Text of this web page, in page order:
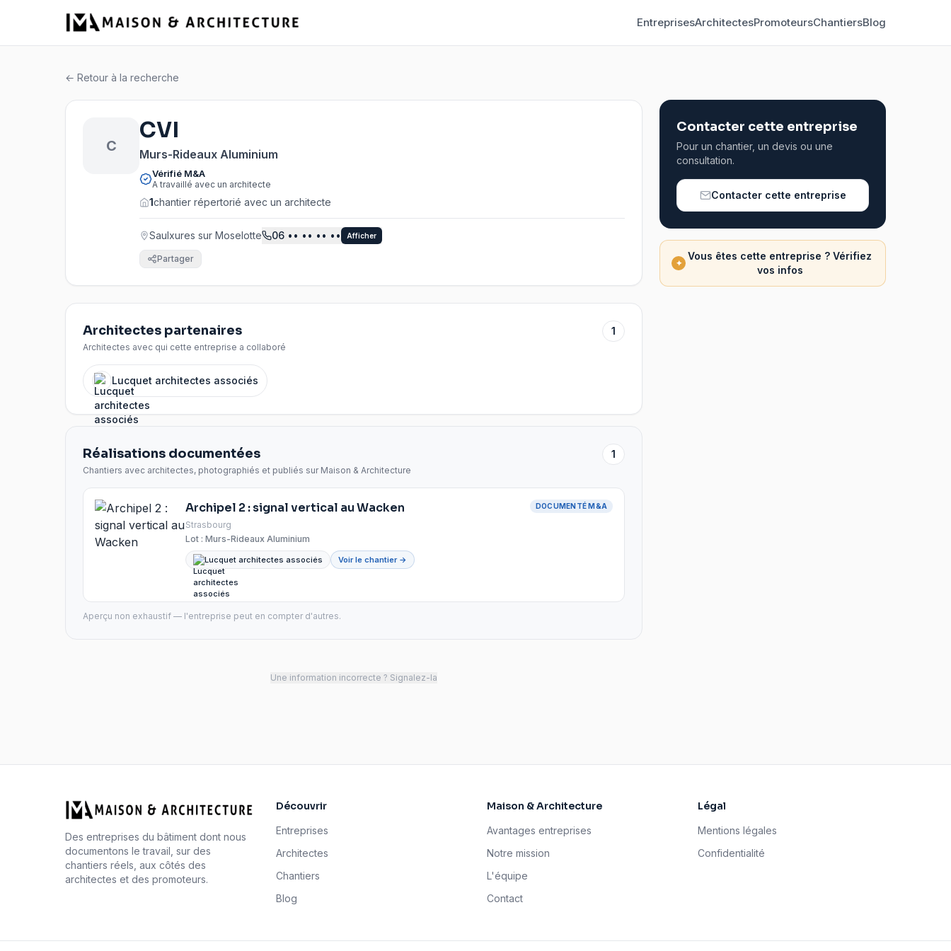
EntreprisesArchitectesPromoteursChantiersBlog
← Retour à la recherche
C
CVI
Murs-Rideaux Aluminium
Vérifié M&A
A travaillé avec un architecte
1chantier répertorié avec un architecte
Saulxures sur Moselotte 06 •• •• •• •• Afficher
Partager
Architectes partenaires
Architectes avec qui cette entreprise a collaboré
1
Lucquet architectes associés
Réalisations documentées
Chantiers avec architectes, photographiés et publiés sur Maison & Architecture
1
Archipel 2 : signal vertical au Wacken DOCUMENTÉ M&A
Strasbourg
Lot : Murs-Rideaux Aluminium
Lucquet architectes associés Voir le chantier →
Aperçu non exhaustif — l'entreprise peut en compter d'autres.
Une information incorrecte ? Signalez-la
Contacter cette entreprise
Pour un chantier, un devis ou une
consultation.
Contacter cette entreprise
✦
Vous êtes cette entreprise ? Vérifiez
vos infos
Des entreprises du bâtiment dont nous
documentons le travail, sur des
chantiers réels, aux côtés des
architectes et des promoteurs.
Découvrir
Entreprises
Architectes
Chantiers
Blog
Maison & Architecture
Avantages entreprises
Notre mission
L'équipe
Contact
Légal
Mentions légales
Confidentialité